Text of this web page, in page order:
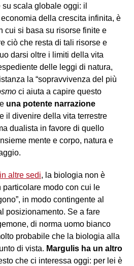
scala globale oggi: il
della crescita infinita, è
cui si basa su risorse finite e
ciò che resta di tali risorse e
darsi oltre i limiti della vita
delle leggi di natura,
la “sopravvivenza del più
ci aiuta a capire questo
una potente narrazione
il divenire della vita terrestre
dualista in favore di quello
mente e corpo, natura e
altre sedi, la biologia non è
particolare modo con cui le
in modo contingente al
posizionamento. Se a fare
di norma uomo bianco
probabile che la biologia alla
di vista. Margulis ha un altro
che ci interessa oggi: per lei è